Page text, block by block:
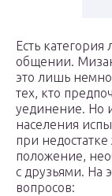
Есть
общении.
это лишь
тех, кто
уединение. Но
населения
при
положение,
с друзьями. На
вопросов: